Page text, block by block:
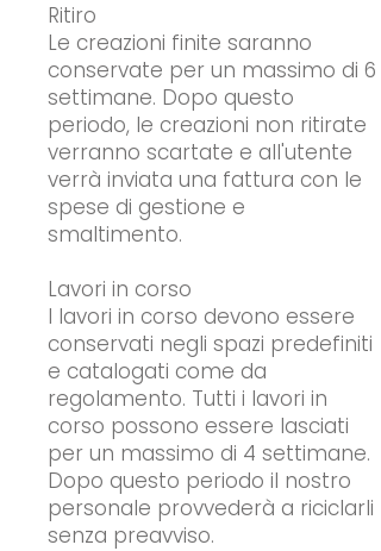
Ritiro
Le creazioni finite saranno
conservate per un massimo di 6
settimane. Dopo questo
periodo, le creazioni non ritirate
verranno scartate e all'utente
verrà inviata una fattura con le
spese di gestione e
smaltimento.
Lavori in corso
I lavori in corso devono essere
conservati negli spazi predefiniti
e catalogati come da
regolamento. Tutti i lavori in
corso possono essere lasciati
per un massimo di 4 settimane.
Dopo questo periodo il nostro
personale provvederà a riciclarli
senza preavviso.